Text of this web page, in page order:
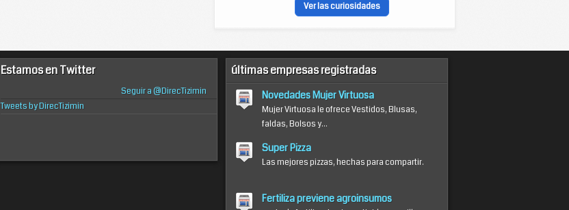
Ver las curiosidades
Estamos en Twitter
Seguir a @DirecTizimin
Tweets by DirecTizimin
últimas empresas registradas
Novedades Mujer Virtuosa
Mujer Virtuosa le ofrece Vestidos, Blusas,
faldas, Bolsos y...
Super Pizza
Las mejores pizzas, hechas para compartir.
Fertiliza previene agroinsumos